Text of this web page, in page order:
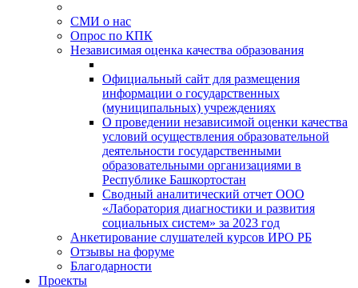
СМИ о нас
Опрос по КПК
Независимая оценка качества образования
Официальный сайт для размещения
информации о государственных
(муниципальных) учреждениях
О проведении независимой оценки качества
условий осуществления образовательной
деятельности государственными
образовательными организациями в
Республике Башкортостан
Сводный аналитический отчет ООО
«Лаборатория диагностики и развития
социальных систем» за 2023 год
Анкетирование слушателей курсов ИРО РБ
Отзывы на форуме
Благодарности
Проекты